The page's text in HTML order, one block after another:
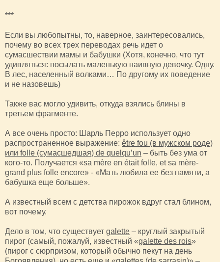
***
Если вы любопытны, то, наверное, заинтересовались,
почему во всех трех переводах речь идет о
сумасшествии мамы и бабушки (Хотя, конечно, что тут
удивляться: посылать маленькую наивную девочку. Одну.
В лес, населенный волками… По другому их поведение
и не назовешь)
Также вас могло удивить, откуда взялись блины в
третьем фрагменте.
А все очень просто: Шарль Перро использует одно
распространенное выражение: être fou (в мужском роде)
или folle (сумасшедшая) de quelqu’un – быть без ума от
кого-то. Получается «sa mère en était folle, et sa mère-
grand plus folle encore» - «Мать любила ее без памяти, а
бабушка еще больше».
А известный всем с детства пирожок вдруг стал блином,
вот почему.
Дело в том, что существует galette – круглый закрытый
пирог (самый, пожалуй, известный «galette des rois»
(пирог с сюрпризом, который обычно пекут на день